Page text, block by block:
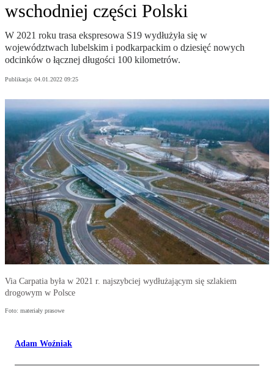
wschodniej części Polski
W 2021 roku trasa ekspresowa S19 wydłużyła się w
województwach lubelskim i podkarpackim o dziesięć nowych
odcinków o łącznej długości 100 kilometrów.
Publikacja: 04.01.2022 09:25
Via Carpatia była w 2021 r. najszybciej wydłużającym się szlakiem
drogowym w Polsce
Foto: materiały prasowe
Adam Woźniak